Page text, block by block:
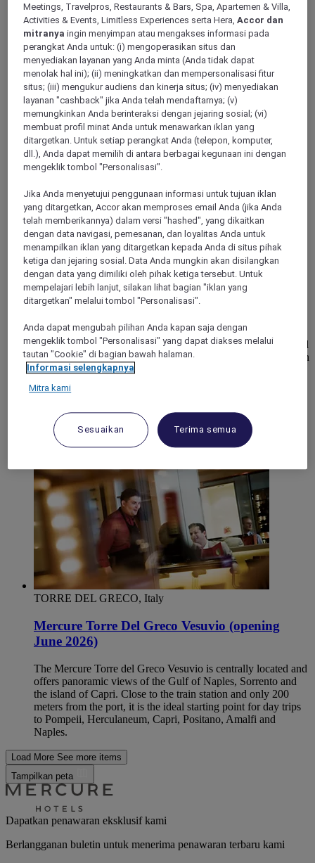
World
Europe
Italy
CAMPANIA
Naples
NAPOLI, Italy
Mercure Napoli Centro Angioino
experience the city of Naples. Located in the center, a few
minutes walk from the port and Piazza del Plebiscito, splendid
view of the majestic Maschio Angioino and the Mediterranean
Sea from our panoramic terrace. Just 250 meters from Molo
Beverello, with boats to the Amalfi Coast and Capri and
Ischia islands.
4,3/5Rated 4,3 of 5
TORRE DEL GRECO, Italy
Mercure Torre Del Greco Vesuvio (opening
June 2026)
The Mercure Torre del Greco Vesuvio is centrally located and
offers panoramic views of the Gulf of Naples, Sorrento and
the island of Capri. Close to the train station and only 200
meters from the port, it is the ideal starting point for day trips
to Pompeii, Herculaneum, Capri, Positano, Amalfi and
Naples.
Load More See more items
Tampilkan peta
Dapatkan penawaran eksklusif kami
Berlangganan buletin untuk menerima penawaran terbaru kami
Meetings, Travelpros, Restaurants & Bars, Spa, Apartemen & Villa,
Activities & Events, Limitless Experiences serta Hera,Accor dan
mitranya ingin menyimpan atau mengakses informasi pada
perangkat Anda untuk: (i) mengoperasikan situs dan
menyediakan layanan yang Anda minta (Anda tidak dapat
menolak hal ini); (ii) meningkatkan dan mempersonalisasi fitur
situs; (iii) mengukur audiens dan kinerja situs; (iv) menyediakan
layanan "cashback" jika Anda telah mendaftarnya; (v)
memungkinkan Anda berinteraksi dengan jejaring sosial; (vi)
membuat profil minat Anda untuk menawarkan iklan yang
ditargetkan. Untuk setiap perangkat Anda (telepon, komputer,
dll.), Anda dapat memilih di antara berbagai kegunaan ini dengan
mengeklik tombol "Personalisasi".
Jika Anda menyetujui penggunaan informasi untuk tujuan iklan
yang ditargetkan, Accor akan memproses email Anda (jika Anda
telah memberikannya) dalam versi "hashed", yang dikaitkan
dengan data navigasi, pemesanan, dan loyalitas Anda untuk
menampilkan iklan yang ditargetkan kepada Anda di situs pihak
ketiga dan jejaring sosial. Data Anda mungkin akan disilangkan
dengan data yang dimiliki oleh pihak ketiga tersebut. Untuk
mempelajari lebih lanjut, silakan lihat bagian "iklan yang
ditargetkan" melalui tombol "Personalisasi".
Anda dapat mengubah pilihan Anda kapan saja dengan
mengeklik tombol "Personalisasi" yang dapat diakses melalui
tautan "Cookie" di bagian bawah halaman.
Informasi selengkapnya
Mitra kami
Sesuaikan Terima semua